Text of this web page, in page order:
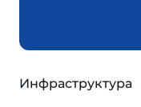
Инфраструктура